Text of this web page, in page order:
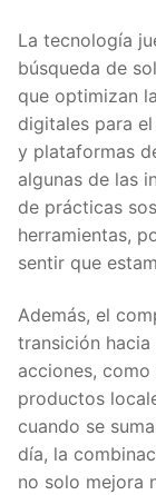
La tecnología
búsqueda de
que optimizan
digitales para
y plataformas
algunas de las
de prácticas
herramientas,
sentir que
Además, el
transición hacia
acciones,
productos
cuando se
día, la
no solo mejora